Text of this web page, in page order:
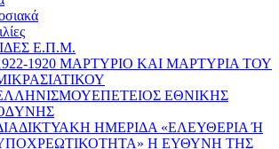
Ε.Π.Μ.
1920 ΜΑΡΤΥΡΙΟ ΚΑI ΜΑΡΤΥΡIΑ ΤΟΥ
EΘΝΙΚHΣ
ΗΜΕΡΙΔΑ «EΛΕΥΘΕΡΙΑ Ή
Η ΕΥΘΥΝΗ ΤΗΣ